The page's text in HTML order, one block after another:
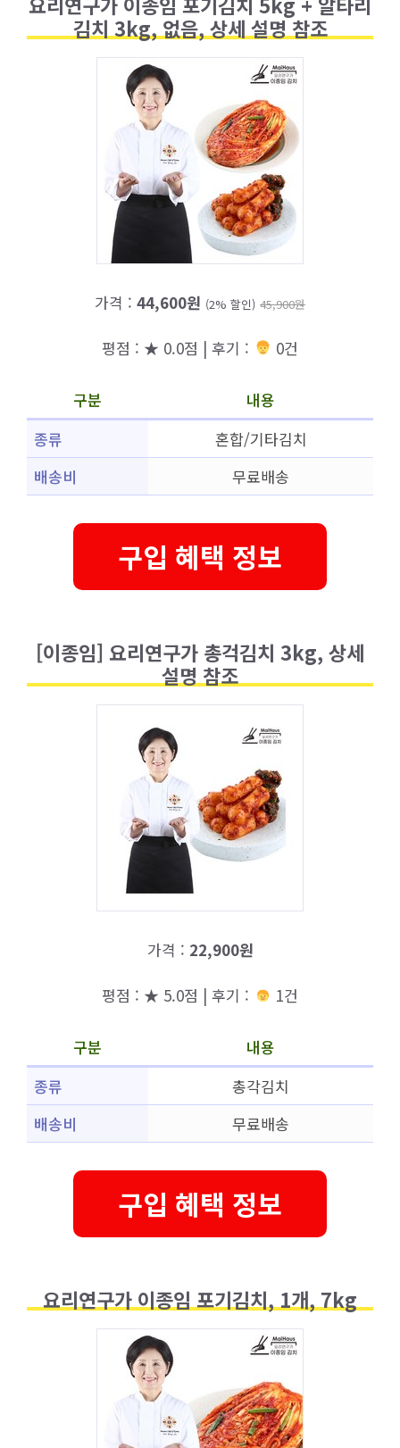
김치 3kg, 없음, 상세 설명 참조
가격 : 44,600원 (2% 할인) 45,900원
평점 : ★ 0.0점 | 후기 : 0건
구분
내용
종류
혼합/기타김치
배송비
무료배송
구입 혜택 정보
[이종임] 요리연구가 총걱김치 3kg, 상세
설명 참조
가격 : 22,900원
평점 : ★ 5.0점 | 후기 : 1건
구분
내용
종류
총각김치
배송비
무료배송
구입 혜택 정보
요리연구가 이종임 포기김치, 1개, 7kg